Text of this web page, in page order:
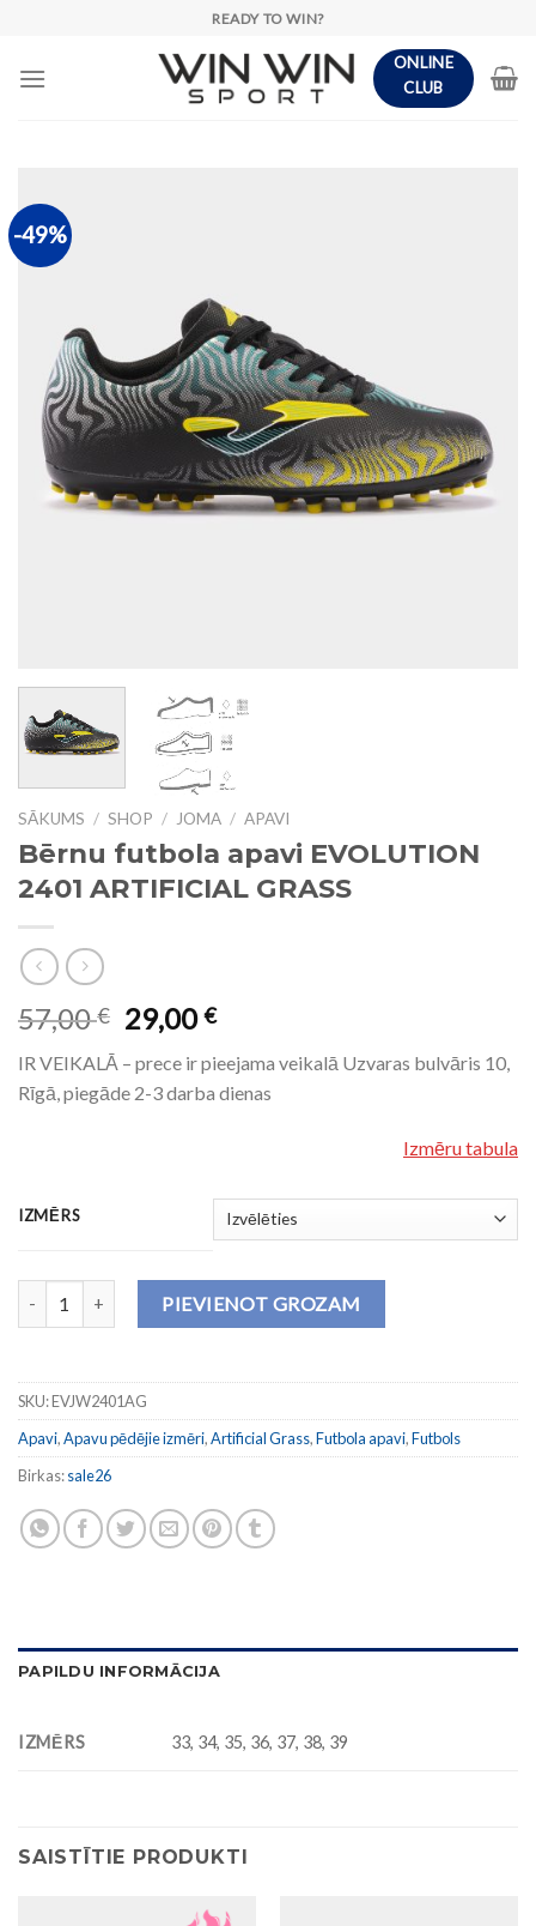
content
READY TO WIN?
ONLINE
CLUB
-49%
SĀKUMS / SHOP / JOMA / APAVI
Bērnu futbola apavi EVOLUTION
2401 ARTIFICIAL GRASS
57,00€ 29,00€
IR VEIKALĀ – prece ir pieejama veikalā Uzvaras bulvāris 10,
Rīgā, piegāde 2-3 darba dienas
Izmēru tabula
IZMĒRS
Bērnu futbola apavi EVOLUTION 2401 ARTIFICIAL GRASS
PIEVIENOT GROZAM
SKU:EVJW2401AG
Apavi,Apavu pēdējie izmēri,Artificial Grass,Futbola apavi,Futbols
Birkas:sale26
PAPILDU INFORMĀCIJA
IZMĒRS 33, 34, 35, 36, 37, 38, 39
SAISTĪTIE PRODUKTI